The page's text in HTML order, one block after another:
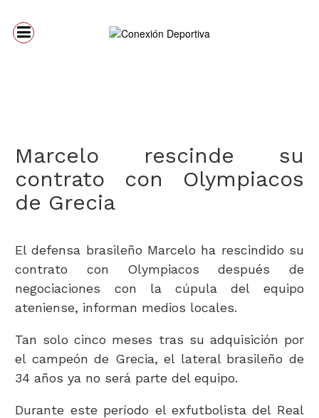
Marcelo rescinde su
contrato con Olympiacos
de Grecia
El defensa brasileño Marcelo ha rescindido su
contrato con Olympiacos después de
negociaciones con la cúpula del equipo
ateniense, informan medios locales.
Tan solo cinco meses tras su adquisición por
el campeón de Grecia, el lateral brasileño de
34 años ya no será parte del equipo.
Durante este período el exfutbolista del Real